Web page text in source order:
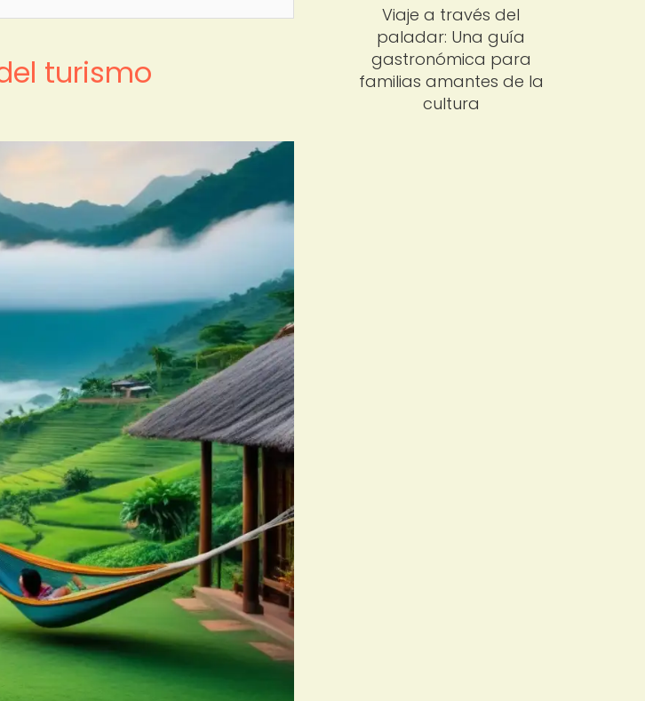
turismo
Viaje a través del
paladar: Una guía
gastronómica para
familias amantes de la
cultura